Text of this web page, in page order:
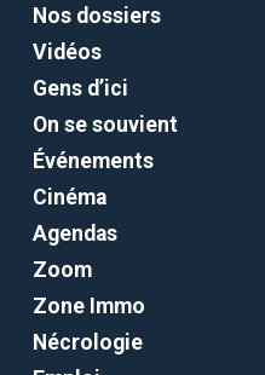
Nos dossiers
Vidéos
Gens d’ici
On se souvient
Événements
Cinéma
Agendas
Zoom
Zone Immo
Nécrologie